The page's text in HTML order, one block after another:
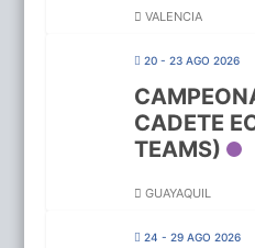
VALENCIA
20 - 23 AGO 2026
CADETE
TEAMS)
GUAYAQUIL
24 - 29 AGO 2026